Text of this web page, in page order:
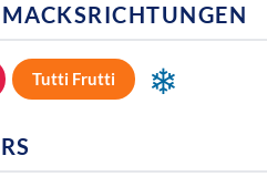
Tutti Frutti ❄